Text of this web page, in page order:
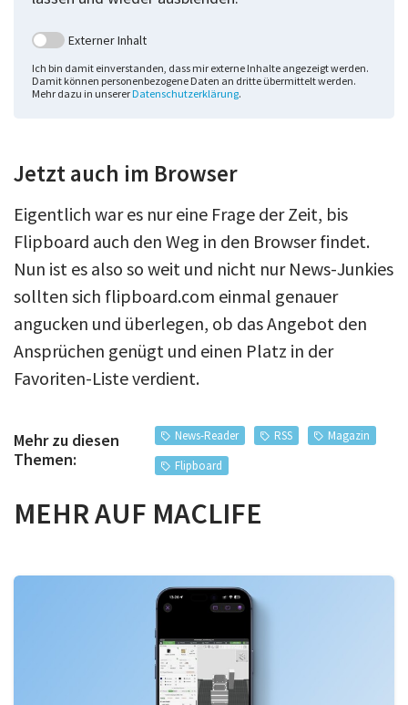
Externer Inhalt
Ich bin damit einverstanden, dass mir externe Inhalte angezeigt werden.
Damit können personenbezogene Daten an dritte übermittelt werden.
Mehr dazu in unserer Datenschutzerklärung.
Jetzt auch im Browser
Eigentlich war es nur eine Frage der Zeit, bis
Flipboard auch den Weg in den Browser findet.
Nun ist es also so weit und nicht nur News-Junkies
sollten sich flipboard.com einmal genauer
angucken und überlegen, ob das Angebot den
Ansprüchen genügt und einen Platz in der
Favoriten-Liste verdient.
Mehr zu diesen
Themen:
News-Reader RSS
Magazin
Flipboard
MEHR AUF MACLIFE